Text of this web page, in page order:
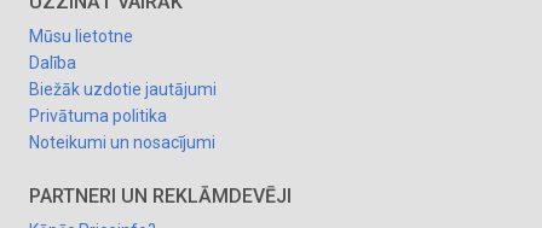
Mūsu lietotne
Dalība
Biežāk uzdotie jautājumi
Privātuma politika
Noteikumi un nosacījumi
PARTNERI UN REKLĀMDEVĒJI